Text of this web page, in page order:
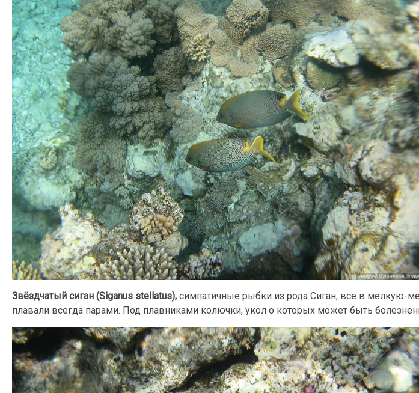
Звёздчатый сиган (Siganus stellatus), симпатичные рыбки из рода Сиган, все в мелкую-
плавали всегда парами. Под плавниками колючки, укол о которых может быть